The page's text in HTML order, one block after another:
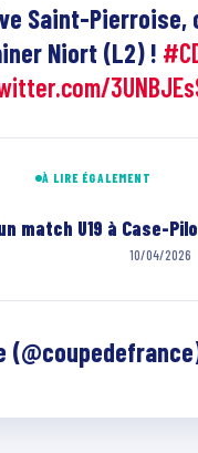
Saint-Pierroise,
Niort (L2) !
À LIRE ÉGALEMENT
match U19 à Case-
10/04/2026